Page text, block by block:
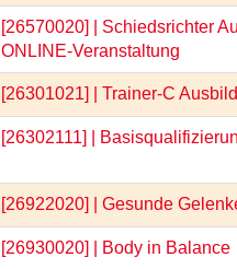
[26570020] | Schiedsrichter
ONLINE-Veranstaltung
[26301021] | Trainer-C
[26302111] |
[26922020] | Gesunde
[26930020] | Body in Balance